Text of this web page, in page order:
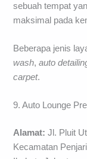
sebuah tempat
maksimal pada
Beberapa jenis
wash,auto
carpet.
9. Auto Lounge
Alamat:Jl. Pluit
Kecamatan